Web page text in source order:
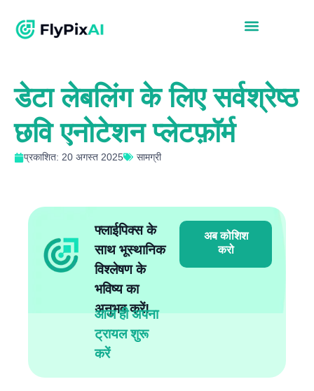
डेटा लेबलिंग के लिए सर्वश्रेष्ठ
छवि एनोटेशन प्लेटफ़ॉर्म
प्रकाशित: 20 अगस्त 2025 सामग्री
फ्लाईपिक्स के
साथ भूस्थानिक
विश्लेषण के
भविष्य का
अनुभव करें!
आज ही अपना
ट्रायल शुरू
करें
अब कोशिश
करो